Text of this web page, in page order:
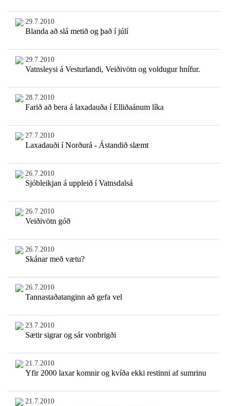
29.7.2010
Blanda að slá metið og það í júlí
29.7.2010
Vatnsleysi á Vesturlandi, Veiðivötn og voldugur hnífur.
28.7.2010
Farið að bera á laxadauða í Elliðaánum líka
27.7.2010
Laxadauði í Norðurá - Ástandið slæmt
26.7.2010
Sjóbleikjan á uppleið í Vatnsdalsá
26.7.2010
Veiðivötn góð
26.7.2010
Skánar með vætu?
26.7.2010
Tannastaðatanginn að gefa vel
23.7.2010
Sætir sigrar og sár vonbrigði
21.7.2010
Yfir 2000 laxar komnir og kvíða ekki restinni af sumrinu
21.7.2010